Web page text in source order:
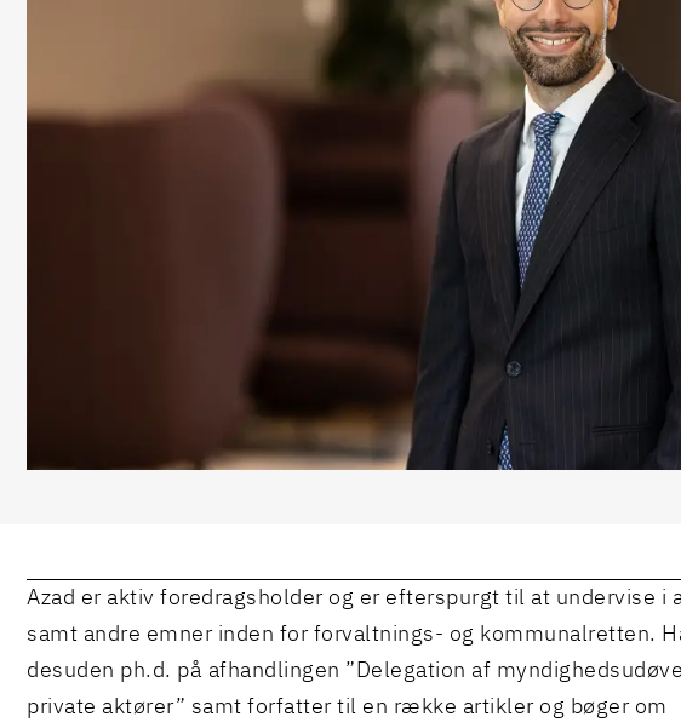
Azad er aktiv foredragsholder og er efterspurgt til at undervise i
samt andre emner inden for forvaltnings- og kommunalretten.
desuden ph.d. på afhandlingen ”Delegation af
private aktører” samt forfatter til en række artikler og bøger om